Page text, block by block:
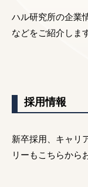
ハル研究所の企業
などをご紹介しま
採用情報
新卒採用、キャリ
リーもこちらから